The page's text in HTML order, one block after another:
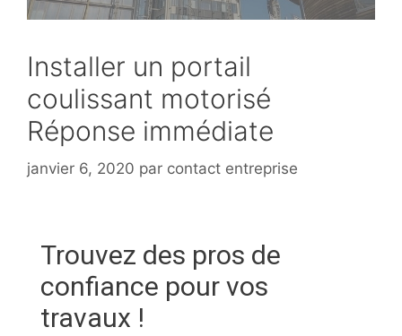
Installer un portail
coulissant motorisé
Réponse immédiate
janvier 6, 2020 par contact entreprise
Trouvez des pros de
confiance pour vos
travaux !